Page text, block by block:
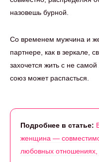
назовешь бурной.
Со временем мужчина и
партнере, как в зеркале,
захочется жить с не
союз может распасться.
Подробнее в статье:
женщина —
любовных отношениях,